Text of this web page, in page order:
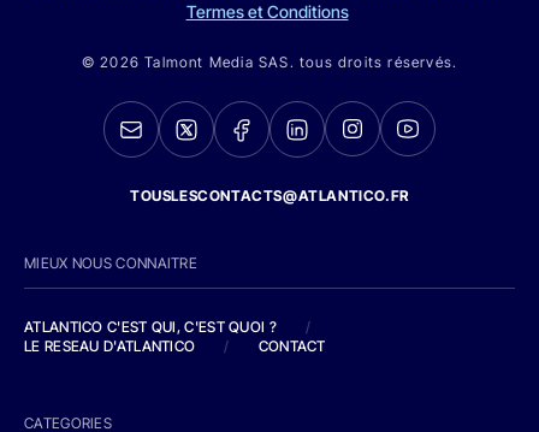
Termes et Conditions
© 2026 Talmont Media SAS. tous droits réservés.
TOUSLESCONTACTS@ATLANTICO.FR
MIEUX NOUS CONNAITRE
ATLANTICO C'EST QUI, C'EST QUOI ?
/
LE RESEAU D'ATLANTICO
/ CONTACT
CATEGORIES